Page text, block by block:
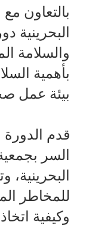
بالتعاون
البحرينية
والسلامة
بأهمية
بيئة عمل
قدم
السر
للمخاطر
وكيفية